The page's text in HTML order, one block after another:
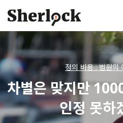
content
셜록요원 프로젝트
정의 비용 : 법원의
차별은 맞지만
인정 못하